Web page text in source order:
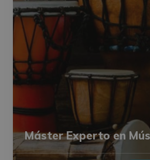
Máster Experto en